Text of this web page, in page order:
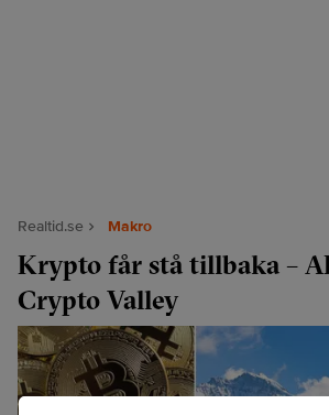
Realtid.se Makro
Krypto får stå tillbaka –
Crypto Valley